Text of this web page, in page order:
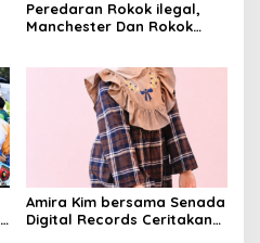
Peredaran Rokok ilegal,
Manchester Dan Rokok
Amira Kim bersama Senada
Digital Records Ceritakan